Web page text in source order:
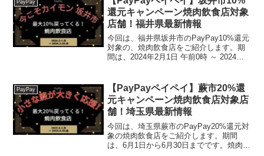
探し方がわかり...
PayPay
還元キャンペーン焼肉飲食店対象
店舗！福井県最新情報
今回は、福井県坂井市のPayPay10%還元
対象の、焼肉飲食店をご紹介します。期
間は、2024年2月1日 午前0時 ～ 2024年2
予約OK！最大10％ポ...
PayPay
【PayPayペイペイ】蕨市20%還
元キャンペーン焼肉飲食店対象店
舗！埼玉県最新情報
今回は、埼玉県蕨市のPayPay20%還元対
象の焼肉飲食店をご紹介します。期間
は、6月1日から6月30日までです。焼肉飲